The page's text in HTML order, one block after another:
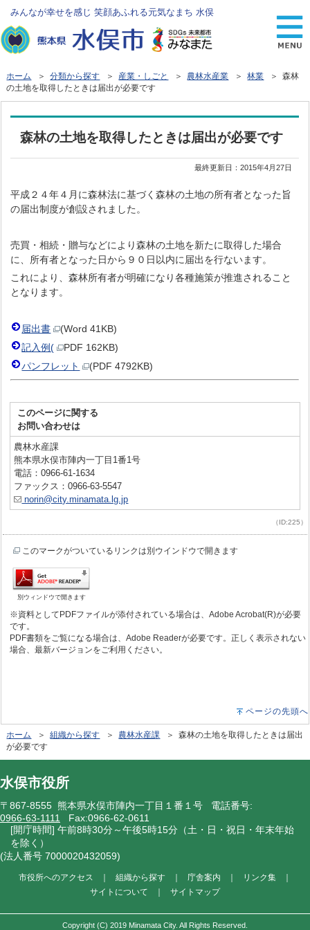
みんなが幸せを感じ 笑顔あふれる元気なまち 水俣
ホーム ＞分類から探す ＞ 産業・しごと ＞ 農林水産業 ＞林業 ＞ 森林
の土地を取得したときは届出が必要です
森林の土地を取得したときは届出が必要です
最終更新日：2015年4月27日
平成２４年４月に森林法に基づく森林の土地の所有者となった旨
の届出制度が創設されました。
売買・相続・贈与などにより森林の土地を新たに取得した場合
に、所有者となった日から９０日以内に届出を行ないます。
これにより、森林所有者が明確になり各種施策が推進されること
となります。
届出書
(Word 41KB)
記入例(
PDF 162KB)
パンフレット
(PDF 4792KB)
このページに関する
お問い合わせは
農林水産課
熊本県水俣市陣内一丁目1番1号
電話：0966-61-1634
ファックス：0966-63-5547
norin@city.minamata.lg.jp
（ID:225）
このマークがついているリンクは別ウインドウで開きます
別ウィンドウで開きます
※資料としてPDFファイルが添付されている場合は、Adobe Acrobat(R)が必要
です。
PDF書類をご覧になる場合は、Adobe Readerが必要です。正しく表示されない
場合、最新バージョンをご利用ください。
ページの先頭へ
ホーム ＞組織から探す ＞ 農林水産課 ＞ 森林の土地を取得したときは届出
が必要です
水俣市役所
〒867-8555 熊本県水俣市陣内一丁目１番１号 電話番号:
0966-63-1111 Fax:0966-62-0611
[開庁時間] 午前8時30分～午後5時15分（土・日・祝日・年末年始
を除く）
(法人番号 7000020432059)
市役所へのアクセス 組織から探す 庁舎案内 リンク集
サイトについて
サイトマップ
Copyright (C) 2019 Minamata City. All Rights Reserved.